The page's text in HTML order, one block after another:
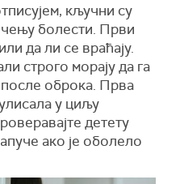
кључни су
болести. Први
да ли се враћају.
строго морају да га
оброка. Прва
у циљу
детету
ако је оболело